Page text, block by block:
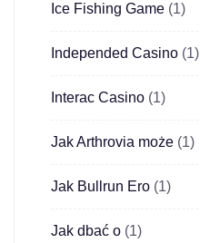
Ice Fishing Game (1)
Independed Casino (1)
Interac Casino (1)
Jak Arthrovia może (1)
Jak Bullrun Ero (1)
Jak dbać o (1)